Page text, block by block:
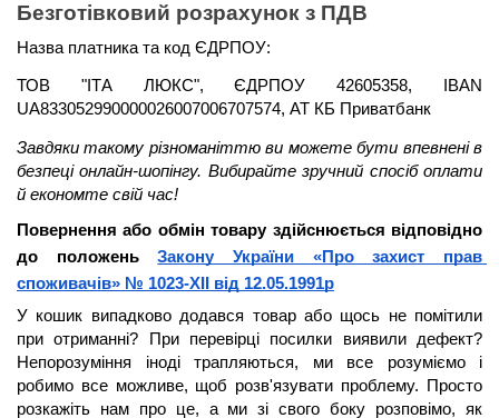
Безготівковий розрахунок з ПДВ
Назва платника та код ЄДРПОУ:
ТОВ "ІТА ЛЮКС", ЄДРПОУ 42605358, IBAN
UA833052990000026007006707574, АТ КБ Приватбанк
Завдяки такому різноманіттю ви можете бути впевнені в
безпеці онлайн-шопінгу. Вибирайте зручний спосіб оплати
й економте свій час!
Повернення або обмін товару здійснюється відповідно
до положень Закону України «Про захист прав
споживачів» № 1023-XII від 12.05.1991р
У кошик випадково додався товар або щось не помітили
при отриманні? При перевірці посилки виявили дефект?
Непорозуміння іноді трапляються, ми все розуміємо і
робимо все можливе, щоб розв'язувати проблему. Просто
розкажіть нам про це, а ми зі свого боку розповімо, як